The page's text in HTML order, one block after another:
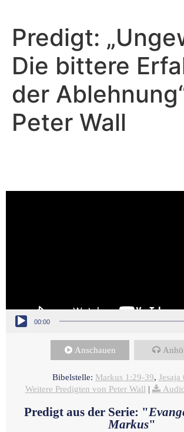
Predigt:
Die bittere
der
Peter Wall
Video-Player
00:00
Anschauen
Bibelstelle: Markus 1:29-39, Jesaja
Weitere Predigten von Peter Wall |
Predigt aus der Serie: "
Markus"